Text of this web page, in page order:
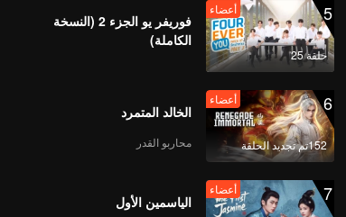
5
حلقة 25
أعضاء
فوريفر يو الجزء 2 (النسخة
الكاملة)
6
152تم تجديد الحلقة
أعضاء
الخالد المتمرد
محاربو القدر
7 أعضاء
الياسمين الأول